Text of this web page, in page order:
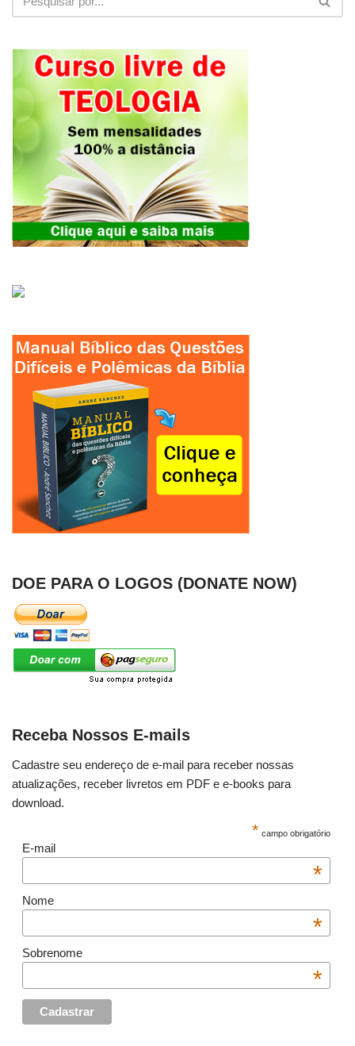
DOE PARA O LOGOS (DONATE NOW)
Receba Nossos E-mails
Cadastre seu endereço de e-mail para receber nossas
atualizações, receber livretos em PDF e e-books para
download.
* campo obrigatório
E-mail
*
Nome
*
Sobrenome
*